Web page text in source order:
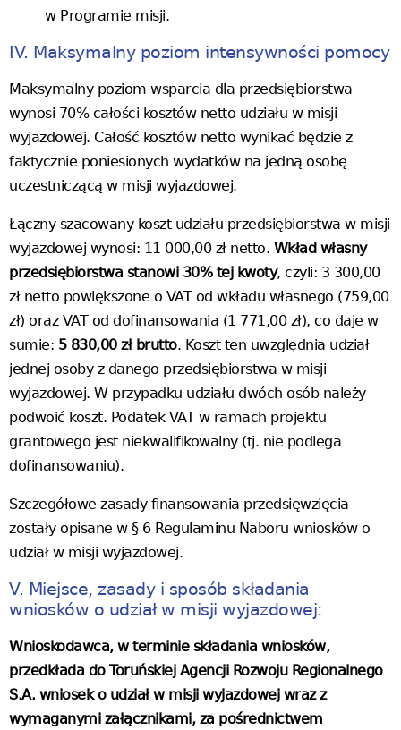
w Programie misji.
IV. Maksymalny poziom intensywności pomocy
Maksymalny poziom wsparcia dla przedsiębiorstwa
wynosi 70% całości kosztów netto udziału w misji
wyjazdowej. Całość kosztów netto wynikać będzie z
faktycznie poniesionych wydatków na jedną osobę
uczestniczącą w misji wyjazdowej.
Łączny szacowany koszt udziału przedsiębiorstwa w misji
wyjazdowej wynosi: 11 000,00 zł netto. Wkład własny
przedsiębiorstwa stanowi 30% tej kwoty, czyli: 3 300,00
zł netto powiększone o VAT od wkładu własnego (759,00
zł) oraz VAT od dofinansowania (1 771,00 zł), co daje w
sumie: 5 830,00 zł brutto. Koszt ten uwzględnia udział
jednej osoby z danego przedsiębiorstwa w misji
wyjazdowej. W przypadku udziału dwóch osób należy
podwoić koszt. Podatek VAT w ramach projektu
grantowego jest niekwalifikowalny (tj. nie podlega
dofinansowaniu).
Szczegółowe zasady finansowania przedsięwzięcia
zostały opisane w § 6 Regulaminu Naboru wniosków o
udział w misji wyjazdowej.
V. Miejsce, zasady i sposób składania
wniosków o udział w misji wyjazdowej:
Wnioskodawca, w terminie składania wniosków,
przedkłada do Toruńskiej Agencji Rozwoju Regionalnego
S.A. wniosek o udział w misji wyjazdowej wraz z
wymaganymi załącznikami,za pośrednictwem